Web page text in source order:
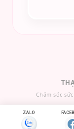
Chăm sóc
ZALO